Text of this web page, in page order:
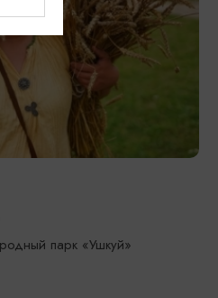
парк «Ушкуй»